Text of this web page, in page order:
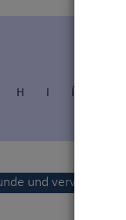
H I Í
und verwandte